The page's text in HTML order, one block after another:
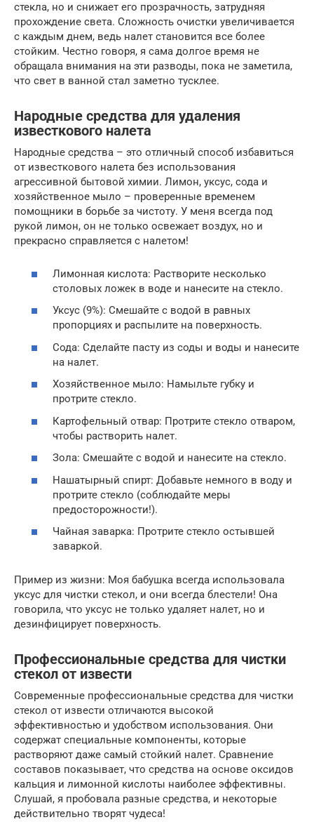
стекла, но и снижает его прозрачность, затрудняя
прохождение света. Сложность очистки увеличивается
с каждым днем, ведь налет становится все более
стойким. Честно говоря, я сама долгое время не
обращала внимания на эти разводы, пока не заметила,
что свет в ванной стал заметно тусклее.
Народные средства для удаления
известкового налета
Народные средства – это отличный способ избавиться
от известкового налета без использования
агрессивной бытовой химии. Лимон, уксус, сода и
хозяйственное мыло – проверенные временем
помощники в борьбе за чистоту. У меня всегда под
рукой лимон, он не только освежает воздух, но и
прекрасно справляется с налетом!
Лимонная кислота: Растворите несколько
столовых ложек в воде и нанесите на стекло.
Уксус (9%): Смешайте с водой в равных
пропорциях и распылите на поверхность.
Сода: Сделайте пасту из соды и воды и нанесите
на налет.
Хозяйственное мыло: Намыльте губку и
протрите стекло.
Картофельный отвар: Протрите стекло отваром,
чтобы растворить налет.
Зола: Смешайте с водой и нанесите на стекло.
Нашатырный спирт: Добавьте немного в воду и
протрите стекло (соблюдайте меры
предосторожности!).
Чайная заварка: Протрите стекло остывшей
заваркой.
Пример из жизни: Моя бабушка всегда использовала
уксус для чистки стекол, и они всегда блестели! Она
говорила, что уксус не только удаляет налет, но и
дезинфицирует поверхность.
Профессиональные средства для чистки
стекол от извести
Современные профессиональные средства для чистки
стекол от извести отличаются высокой
эффективностью и удобством использования. Они
содержат специальные компоненты, которые
растворяют даже самый стойкий налет. Сравнение
составов показывает, что средства на основе оксидов
кальция и лимонной кислоты наиболее эффективны.
Слушай, я пробовала разные средства, и некоторые
действительно творят чудеса!